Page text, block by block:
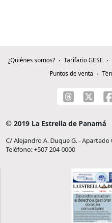
¿Quiénes somos? Tarifario GESE
Puntos de venta
© 2019 La Estrella de Panamá
C/ Alejandro A. Duque G. - Apartado
Teléfono: +507 204-0000